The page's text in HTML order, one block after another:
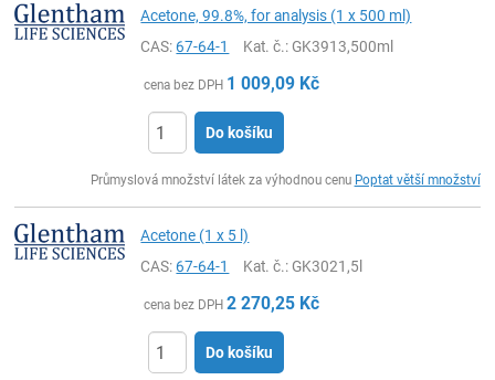
Acetone, 99.8%, for analysis (1 x 500 ml)
CAS:67-64-1 Kat. č.: GK3913,500ml
cena bez DPH 1 009,09 Kč
Do košíku
Průmyslová množství látek za výhodnou cenu Poptat větší množství
Acetone (1 x 5 l)
CAS:67-64-1 Kat. č.: GK3021,5l
cena bez DPH 2 270,25 Kč
Do košíku